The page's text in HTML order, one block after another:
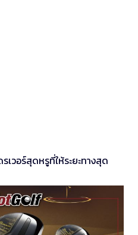
เวอร์สุดหรูที่ให้ระยะทางสุด